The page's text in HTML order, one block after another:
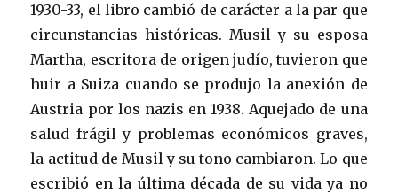
1930-33, el libro cambió de carácter a la par que
circunstancias históricas. Musil y su esposa
Martha, escritora de origen judío, tuvieron que
huir a Suiza cuando se produjo la anexión de
Austria por los nazis en 1938. Aquejado de una
salud frágil y problemas económicos graves,
la actitud de Musil y su tono cambiaron. Lo que
escribió en la última década de su vida ya no